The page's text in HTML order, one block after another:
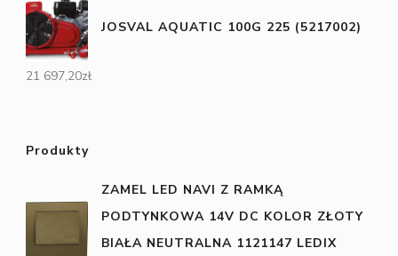
JOSVAL AQUATIC 100G 225 (5217002)
21 697,20zł
Produkty
ZAMEL LED NAVI Z RAMKĄ
PODTYNKOWA 14V DC KOLOR ZŁOTY
BIAŁA NEUTRALNA 1121147 LEDIX